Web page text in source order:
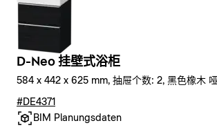
D-Neo 挂壁式浴柜
584 x 442 x 625 mm, 抽屉个数: 2, 黑色橡木
#DE4371
BIM Planungsdaten